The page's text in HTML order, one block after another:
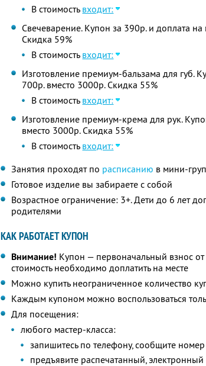
В стоимость входит:
Свечеварение. Купон за 390р. и доплата
Скидка 59%
В стоимость входит:
Изготовление премиум-бальзама для губ.
700р. вместо 3000р. Скидка 55%
В стоимость входит:
Изготовление премиум-крема для рук.
вместо 3000р. Скидка 55%
В стоимость входит:
Занятия проходят по расписанию в мини-
Готовое изделие вы забираете с собой
Возрастное ограничение: 3+. Дети до 6 лет
родителями
КАК РАБОТАЕТ КУПОН
Внимание! Купон — первоначальный взнос
стоимость необходимо доплатить на месте
Можно купить неограниченное количество
Каждым купоном можно воспользоваться
Для посещения:
любого мастер-класса:
запишитесь по телефону, сообщите
предъявите распечатанный,